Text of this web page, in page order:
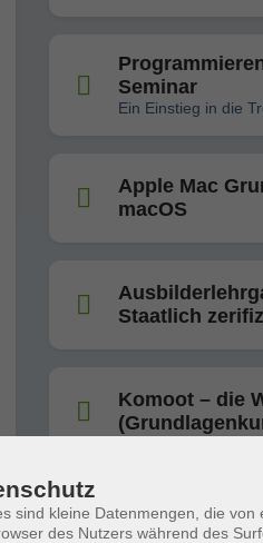
Seminar
Ein Einstieg in die
Apple Mac
macOS
Staatlich
Komoot – die
Scannen,
Smartphone
sind kleine Datenmengen, die
des Nutzers während des